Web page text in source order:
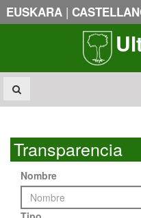
EUSKARA |
Transparencia
Nombre